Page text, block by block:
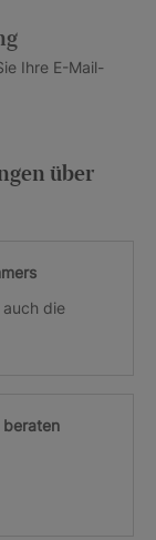
Ihre E-Mail-
über
die
beraten